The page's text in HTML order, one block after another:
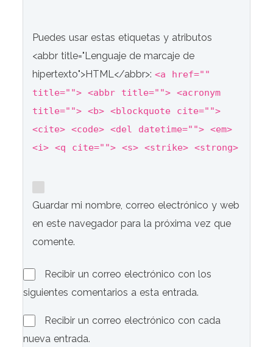
Puedes usar estas etiquetas y atributos
<abbr title="Lenguaje de marcaje de
hipertexto">HTML</abbr>:<a href=""
title=""> <abbr title=""> <acronym
title=""> <b> <blockquote cite="">
<cite> <code> <del datetime=""> <em>
<i> <q cite=""> <s> <strike> <strong>
Guardar mi nombre, correo electrónico y web
en este navegador para la próxima vez que
comente.
Recibir un correo electrónico con los
siguientes comentarios a esta entrada.
Recibir un correo electrónico con cada
nueva entrada.